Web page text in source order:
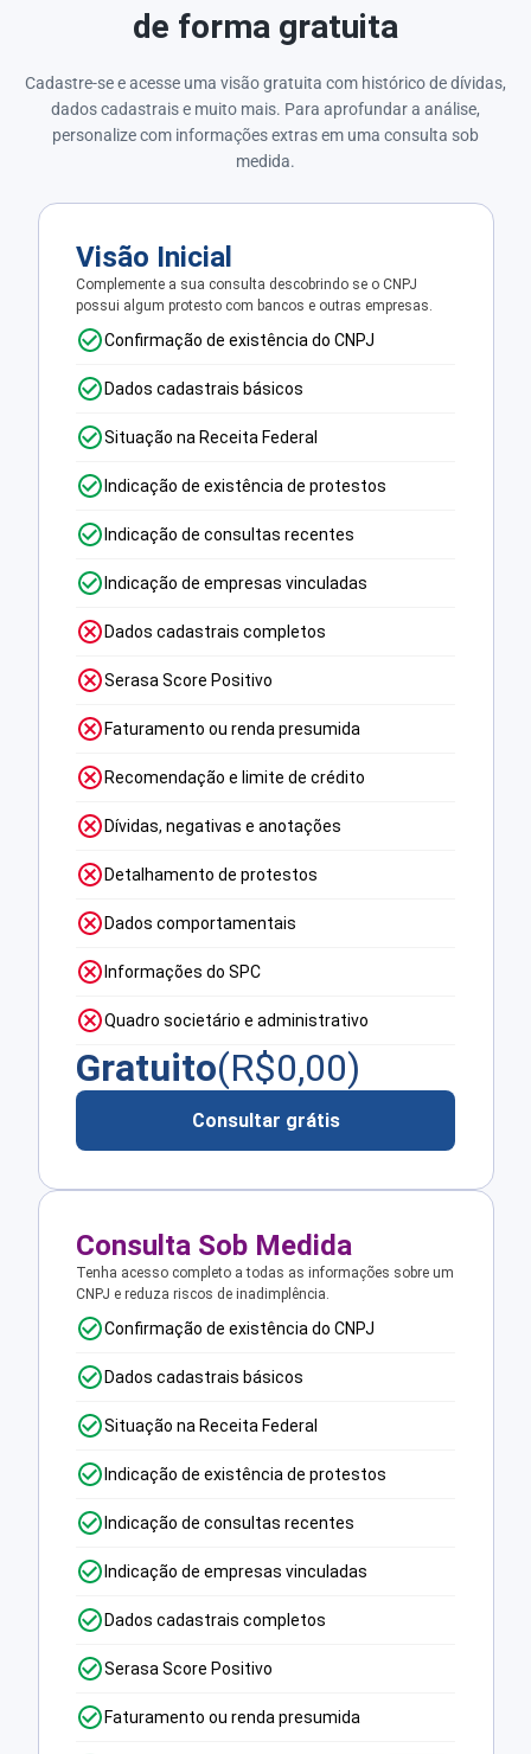
de forma gratuita
Cadastre-se e acesse uma visão gratuita com histórico de dívidas,
dados cadastrais e muito mais. Para aprofundar a análise,
personalize com informações extras em uma consulta sob
medida.
Visão Inicial
Complemente a sua consulta descobrindo se o CNPJ
possui algum protesto com bancos e outras empresas.
Confirmação de existência do CNPJ
Dados cadastrais básicos
Situação na Receita Federal
Indicação de existência de protestos
Indicação de consultas recentes
Indicação de empresas vinculadas
Dados cadastrais completos
Serasa Score Positivo
Faturamento ou renda presumida
Recomendação e limite de crédito
Dívidas, negativas e anotações
Detalhamento de protestos
Dados comportamentais
Informações do SPC
Quadro societário e administrativo
Gratuito(R$0,00)
Consultar grátis
Consulta Sob Medida
Tenha acesso completo a todas as informações sobre um
CNPJ e reduza riscos de inadimplência.
Confirmação de existência do CNPJ
Dados cadastrais básicos
Situação na Receita Federal
Indicação de existência de protestos
Indicação de consultas recentes
Indicação de empresas vinculadas
Dados cadastrais completos
Serasa Score Positivo
Faturamento ou renda presumida